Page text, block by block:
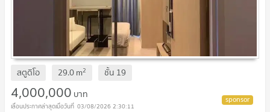
สตูดิโอ 29.0m2 ชั้น 19
4,000,000 บาท
03/08/2026 2:30:11